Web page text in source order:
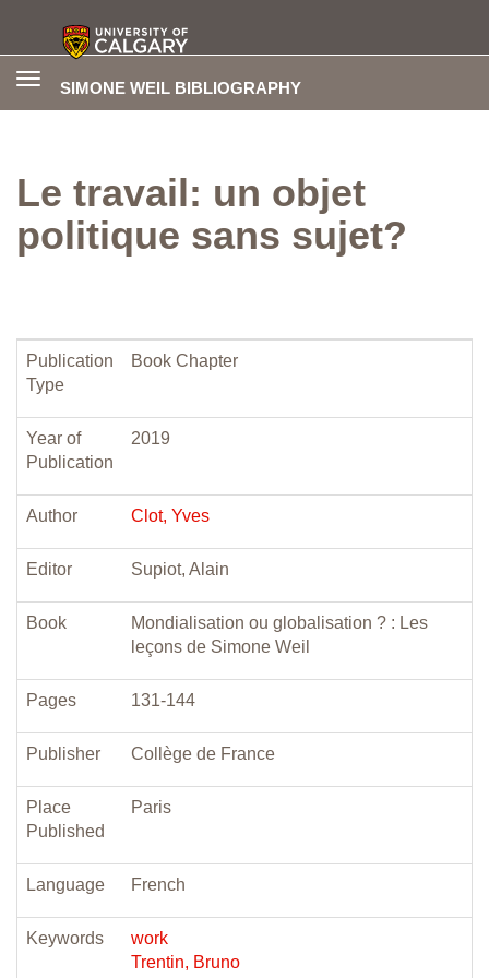
SIMONE WEIL BIBLIOGRAPHY
Toggle
Le travail: un objet
politique sans sujet?
Publication
Type
Book Chapter
Year of
Publication
2019
Author Clot, Yves
Editor Supiot, Alain
Book
Mondialisation ou globalisation ? : Les
leçons de Simone Weil
Pages 131-144
Publisher Collège de France
Place
Published
Paris
Language French
Keywords
work
Trentin, Bruno